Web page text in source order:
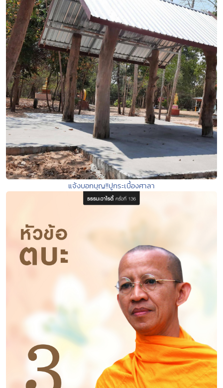
แจ้งบอกบุญ!!ปูกระเบื้องศาลา